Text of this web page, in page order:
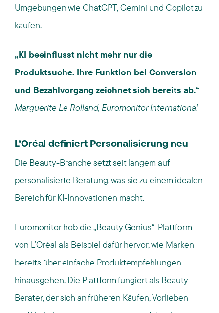
Umgebungen wie ChatGPT, Gemini und Copilot zu
kaufen.
„KI beeinflusst nicht mehr nur die
Produktsuche. Ihre Funktion bei Conversion
und Bezahlvorgang zeichnet sich bereits ab.“
Marguerite Le Rolland, Euromonitor International
L’Oréal definiert Personalisierung neu
Die Beauty-Branche setzt seit langem auf
personalisierte Beratung, was sie zu einem idealen
Bereich für KI-Innovationen macht.
Euromonitor hob die „Beauty Genius“-Plattform
von L’Oréal als Beispiel dafür hervor, wie Marken
bereits über einfache Produktempfehlungen
hinausgehen. Die Plattform fungiert als Beauty-
Berater, der sich an früheren Käufen, Vorlieben